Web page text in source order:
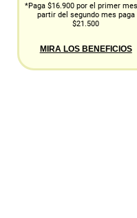
*Paga $16.900 por el primer
partir del segundo mes paga
$21.500
MIRA LOS BENEFICIOS